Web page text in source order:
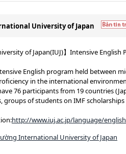
University of Japan
of Japan(IUJ)】Intensive English
English program held between
in the international
76 participants from 19 countries
groups of students on IMF
http://www.iuj.ac.jp/language/
International University of Japan